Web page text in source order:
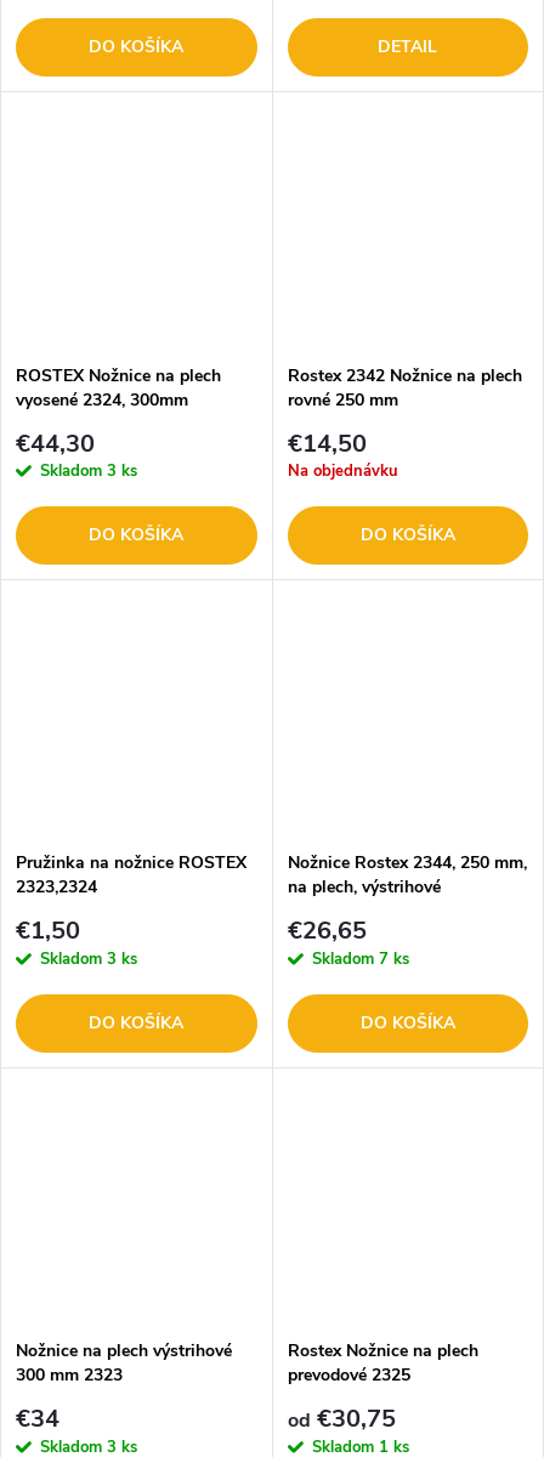
DO KOŠÍKA DETAIL
ROSTEX Nožnice na plech
vyosené 2324, 300mm
€44,30
Skladom 3 ks
DO KOŠÍKA
Rostex 2342 Nožnice na plech
rovné 250 mm
€14,50
Na objednávku
DO KOŠÍKA
Pružinka na nožnice ROSTEX
2323,2324
€1,50
Skladom 3 ks
DO KOŠÍKA
Nožnice Rostex 2344, 250 mm,
na plech, výstrihové
€26,65
Skladom 7 ks
DO KOŠÍKA
Nožnice na plech výstrihové
300 mm 2323
€34
Skladom 3 ks
Rostex Nožnice na plech
prevodové 2325
od €30,75
Skladom 1 ks